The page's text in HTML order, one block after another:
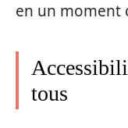
en un moment
tous